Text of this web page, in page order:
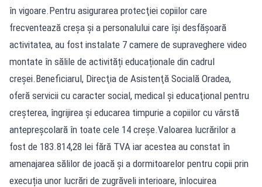
în vigoare.Pentru asigurarea protecţiei copiilor care
frecventează creșa și a personalului care își desfășoară
activitatea, au fost instalate 7 camere de supraveghere video
montate în sălile de activități educaționale din cadrul
creșei.Beneficiarul, Direcţia de Asistenţă Socială Oradea,
oferă servicii cu caracter social, medical şi educaţional pentru
creşterea, îngrijirea și educarea timpurie a copiilor cu vârstă
antepreşcolară în toate cele 14 creşe.Valoarea lucrărilor a
fost de 183.814,28 lei fără TVA iar acestea au constat în
amenajarea sălilor de joacă şi a dormitoarelor pentru copii prin
execuția unor lucrări de zugrăveli interioare, înlocuirea